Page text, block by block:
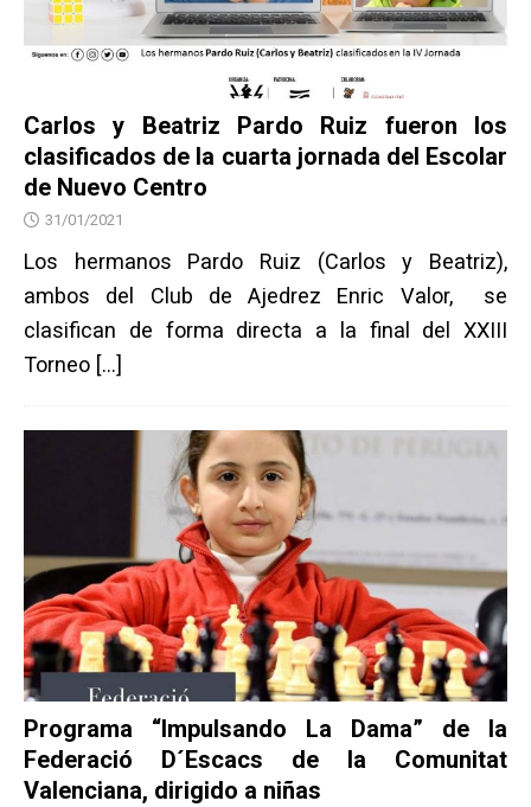
Carlos y Beatriz Pardo Ruiz fueron los
clasificados de la cuarta jornada del Escolar
de Nuevo Centro
31/01/2021
Los hermanos Pardo Ruiz (Carlos y Beatriz),
ambos del Club de Ajedrez Enric Valor, se
clasifican de forma directa a la final del XXIII
Torneo […]
Programa “Impulsando La Dama” de la
Federació D´Escacs de la Comunitat
Valenciana, dirigido a niñas